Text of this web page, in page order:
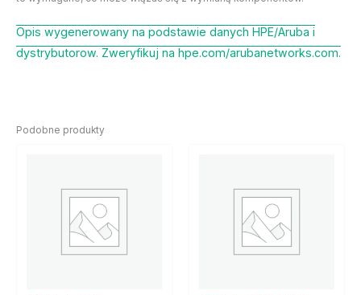
Opis wygenerowany na podstawie danych HPE/Aruba i
dystrybutorow. Zweryfikuj na hpe.com/arubanetworks.com.
Podobne produkty